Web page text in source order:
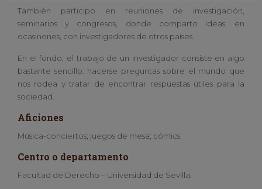
También participo en reuniones de investigación,
seminarios y congresos, donde comparto ideas, en
ocasinones, con investigadores de otros países.
En el fondo, el trabajo de un investigador consiste en algo
bastante sencillo: hacerse preguntas sobre el mundo que
nos rodea y tratar de encontrar respuestas útiles para la
sociedad.
Aficiones
Música-conciertos; juegos de mesa; cómics.
Centro o departamento
Facultad de Derecho – Universidad de Sevilla.